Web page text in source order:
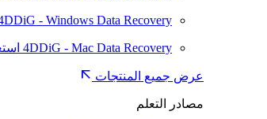
- Windows Data Recovery
4DDiG - Mac Data Recovery
عرض جميع المنتجات
مصادر التعلم